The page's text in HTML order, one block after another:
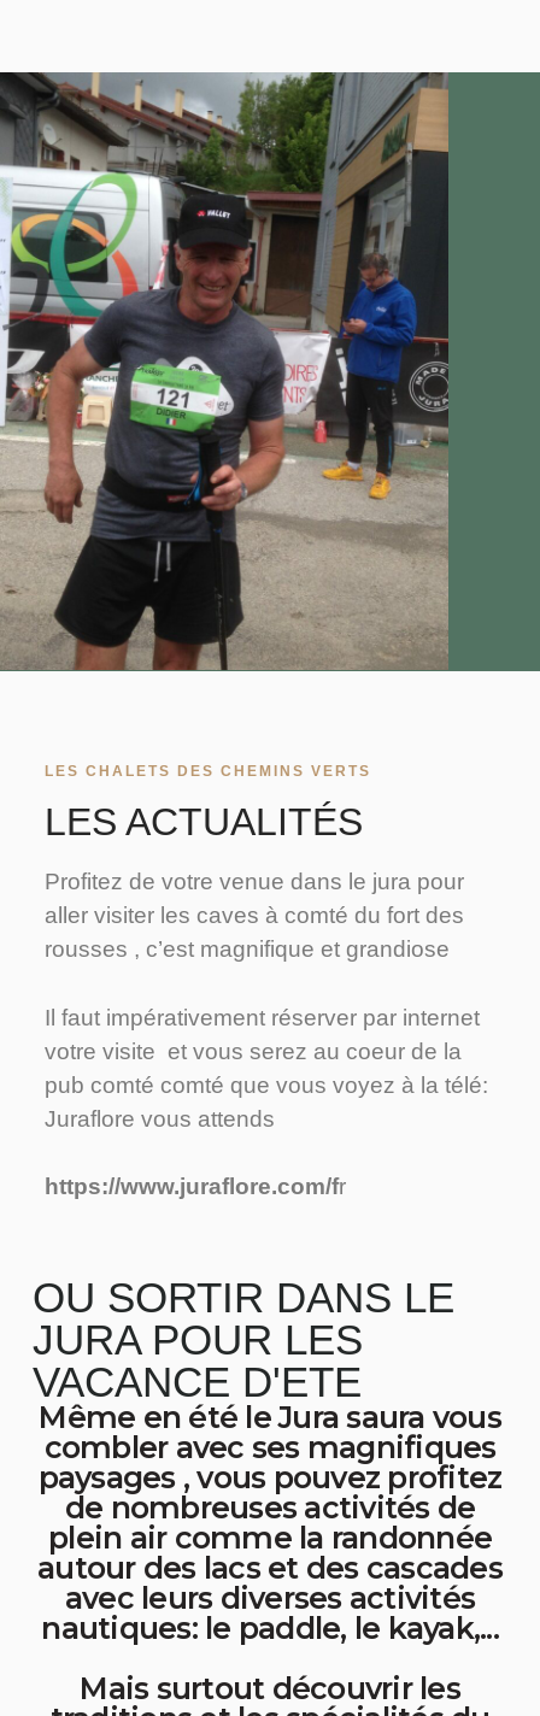
LES CHALETS DES CHEMINS VERTS
LES ACTUALITÉS
Profitez de votre venue dans le jura pour
aller visiter les caves à comté du fort des
rousses , c’est magnifique et grandiose
Il faut impérativement réserver par internet
votre visite et vous serez au coeur de la
pub comté comté que vous voyez à la télé:
Juraflore vous attends
https://www.juraflore.com/fr
OU SORTIR DANS LE
JURA POUR LES
VACANCE D'ETE
Même en été le Jura saura vous
combler avec ses magnifiques
paysages , vous pouvez profitez
de nombreuses activités de
plein air comme la randonnée
autour des lacs et des cascades
avec leurs diverses activités
nautiques: le paddle, le kayak,...
Mais surtout découvrir les